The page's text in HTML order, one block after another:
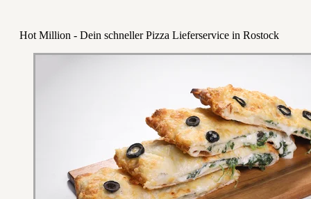
Hot Million - Dein schneller Pizza Lieferservice in Rostock